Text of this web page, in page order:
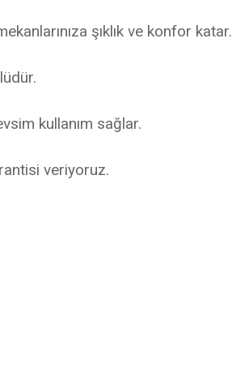
şıklık ve konfor katar.
kullanım sağlar.
veriyoruz.